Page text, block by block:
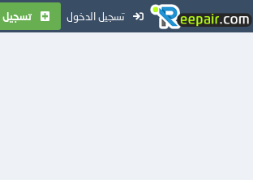
تسجيل الدخول تسجيل